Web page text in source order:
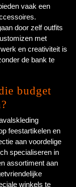
vaak een
door zelf outfits
met
en creativiteit is
de bank te
budget
feestartikelen en
aan voordelige
specialiseren in
assortiment aan
winkels te